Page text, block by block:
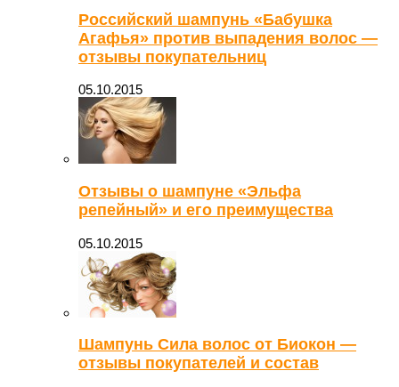
Российский шампунь «Бабушка
Агафья» против выпадения волос —
отзывы покупательниц
05.10.2015
Отзывы о шампуне «Эльфа
репейный» и его преимущества
05.10.2015
Шампунь Сила волос от Биокон —
отзывы покупателей и состав